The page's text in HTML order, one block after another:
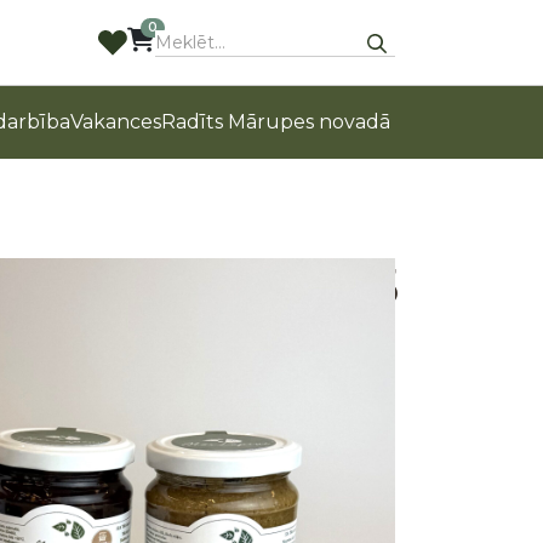
0
VakancesRadīts Mārupes novadā
visam #5